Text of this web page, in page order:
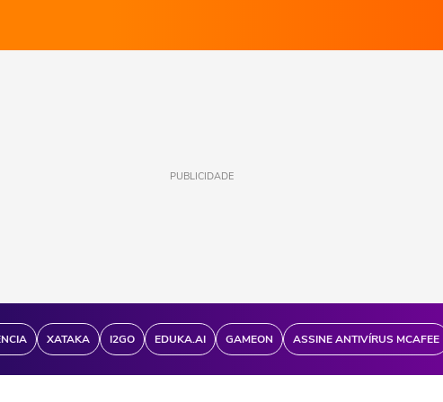
PUBLICIDADE
XATAKA I2GO EDUKA.AI GAMEON ASSINE ANTIVÍRUS MCAFEE